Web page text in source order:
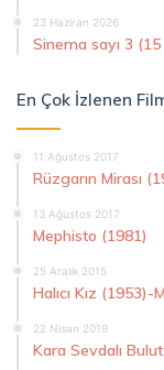
23 Haziran 2026
Sinema sayı 3 (15
En Çok İzlenen
11 Ağustos 2017
Rüzgarın Mirası
13 Ağustos 2017
Mephisto (1981)
25 Aralık 2015
Halıcı Kız
22 Nisan 2019
Kara Sevdalı Bulut